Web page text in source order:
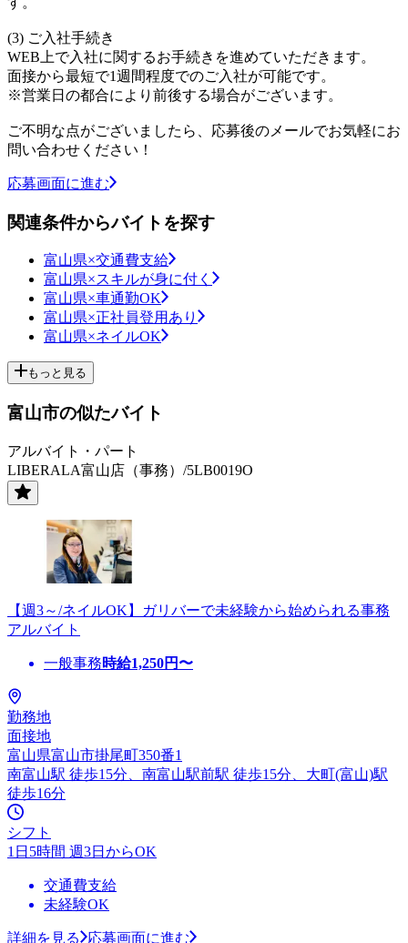
(3) ご入社手続き
WEB上で入社に関するお手続きを進めていただきます。
面接から最短で1週間程度でのご入社が可能です。
※営業日の都合により前後する場合がございます。
ご不明な点がございましたら、応募後のメールでお気軽にお
問い合わせください！
応募画面に進む
関連条件からバイトを探す
富山県×交通費支給
富山県×スキルが身に付く
富山県×車通勤OK
富山県×正社員登用あり
富山県×ネイルOK
もっと見る
富山市の似たバイト
アルバイト・パート
LIBERALA富山店（事務）/5LB0019O
【週3～/ネイルOK】ガリバーで未経験から始められる事務
アルバイト
一般事務時給1,250円〜
勤務地
面接地
富山県富山市掛尾町350番1
南富山駅 徒歩15分、南富山駅前駅 徒歩15分、大町(富山)駅
徒歩16分
シフト
1日5時間 週3日からOK
交通費支給
未経験OK
詳細を見る 応募画面に進む